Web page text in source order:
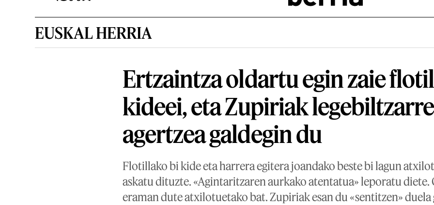
EUSKAL HERRIA
Ertzaintza oldartu egin zaie
kideei, eta Zupiriak
agertzea galdegin du
Flotillako bi kide eta harrera egitera joandako beste bi lagun
askatu dituzte. «Agintaritzaren aurkako atentatua» leporatu diete.
eraman dute atxilotuetako bat. Zupiriak esan du «sentitzen»